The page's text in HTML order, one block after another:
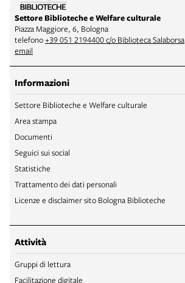
Settore Biblioteche e Welfare culturale
Piazza Maggiore, 6, Bologna
telefono+39 051 2194400 c/o Biblioteca Salaborsa
email
Informazioni
Settore Biblioteche e Welfare culturale
Area stampa
Documenti
Seguici sui social
Statistiche
Trattamento dei dati personali
Licenze e disclaimer sito Bologna Biblioteche
Attività
Gruppi di lettura
Facilitazione digitale